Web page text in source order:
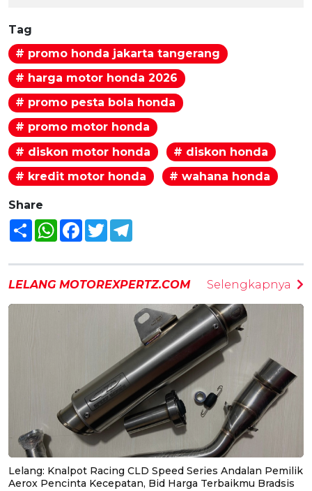
Tag
# promo honda jakarta tangerang
# harga motor honda 2026
# promo pesta bola honda
# promo motor honda
# diskon motor honda
# diskon honda
# kredit motor honda
# wahana honda
Share
Share WhatsAppFacebook
Twitter
LELANG MOTOREXPERTZ.COM Selengkapnya
Lelang: Knalpot Racing CLD Speed Series Andalan Pemilik
Aerox Pencinta Kecepatan, Bid Harga Terbaikmu Bradsis